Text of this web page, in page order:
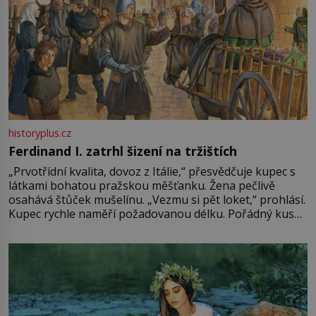
historyplus.cz
Ferdinand I. zatrhl šizení na tržištích
„Prvotřídní kvalita, dovoz z Itálie,“ přesvědčuje kupec s
látkami bohatou pražskou měšťanku. Žena pečlivě
osahává štůček mušelínu. „Vezmu si pět loket,“ prohlásí.
Kupec rychle naměří požadovanou délku. Pořádný kus
milostpaní. Stačí jenom na sukni,“ zhodnotí švadlena
množství růžového mušelínu. „Ošidili vás, podívejte.“
Vezme do ruky dřevěnou